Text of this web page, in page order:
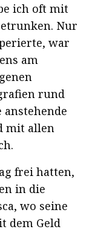
ich oft mit
Nur
war
am
rund
anstehende
mit allen
frei hatten,
in die
wo seine
dem Geld